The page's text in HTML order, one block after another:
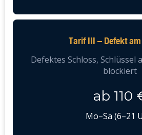
Tarif III – Defekt
Defektes Schloss, Schlüssel
blockiert
ab 110
Mo–Sa (6–21